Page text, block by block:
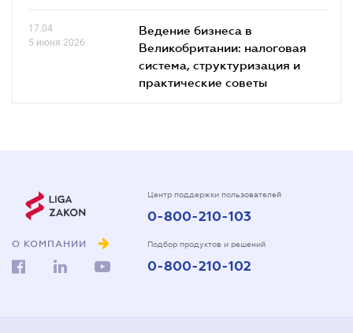
17.04
5 июня 2026
Ведение бизнеса в
Великобритании: налоговая
система, структуризация и
практические советы
О КОМПАНИИ
Центр поддержки пользователей
0-800-210-103
Подбор продуктов и решений
0-800-210-102